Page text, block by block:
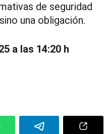
de seguridad
una obligación.
a las 14:20 h